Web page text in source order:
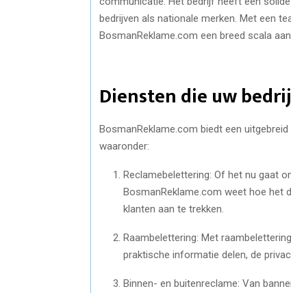
bedrijven als nationale merken. Met een
BosmanReklame.com een breed scala
Diensten die uw
BosmanReklame.com biedt een
waaronder:
Reclamebelettering: Of het nu gaat
BosmanReklame.com weet hoe het
klanten aan te trekken.
Raambelettering: Met
praktische informatie delen, de
Binnen- en buitenreclame: Van